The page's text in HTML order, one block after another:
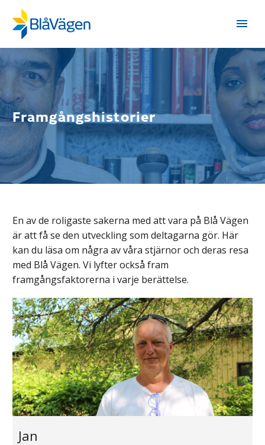
Framgångshistorier
En av de roligaste sakerna med att vara på Blå Vägen
är att få se den utveckling som deltagarna gör. Här
kan du läsa om några av våra stjärnor och deras resa
med Blå Vägen. Vi lyfter också fram
framgångsfaktorerna i varje berättelse.
Jan